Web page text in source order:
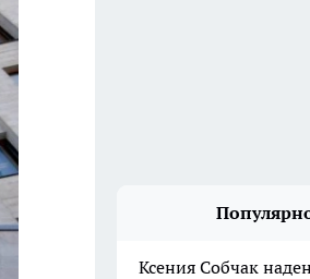
Ксения Собчак